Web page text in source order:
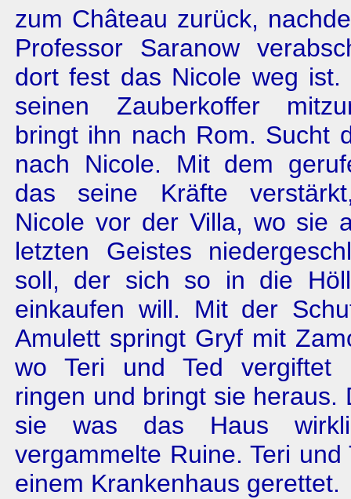
zum Château zurück,
Professor Saranow
dort fest das Nicole weg
seinen Zauberkoffer
bringt ihn nach Rom. Sucht
nach Nicole. Mit dem
das seine Kräfte
Nicole vor der Villa, wo sie
letzten Geistes
soll, der sich so in die
einkaufen will. Mit der
Amulett springt Gryf mit
wo Teri und Ted vergiftet
ringen und bringt sie heraus.
sie was das Haus
vergammelte Ruine. Teri und
einem Krankenhaus gerettet.